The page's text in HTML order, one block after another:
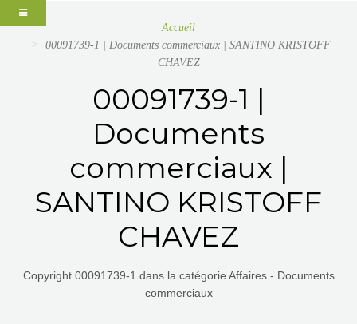
Accueil
00091739-1 | Documents commerciaux | SANTINO KRISTOFF
CHAVEZ
00091739-1 |
Documents
commerciaux |
SANTINO KRISTOFF
CHAVEZ
Copyright 00091739-1 dans la catégorie Affaires - Documents
commerciaux